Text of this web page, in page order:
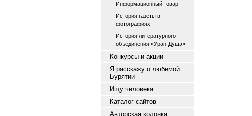
Информационный товар
История газеты в
фотографиях
История литературного
объединения «Уран-Душэ»
Конкурсы и акции
Я расскажу о любимой
Бурятии
Ищу человека
Каталог сайтов
Авторская колонка